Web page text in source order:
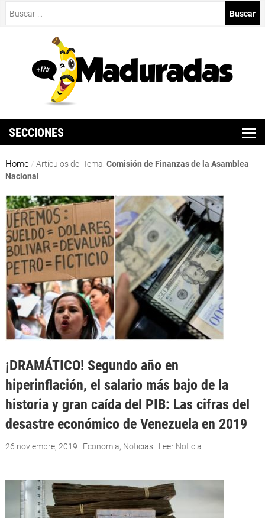
SECCIONES
Home / Artículos del Tema: Comisión de Finanzas de la Asamblea
Nacional
¡DRAMÁTICO! Segundo año en
hiperinflación, el salario más bajo de la
historia y gran caída del PIB: Las cifras del
desastre económico de Venezuela en 2019
26 noviembre, 2019 | Economia, Noticias | Leer Noticia